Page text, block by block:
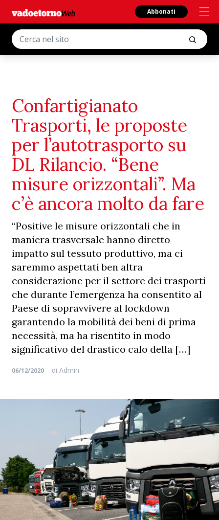
Abbonati
Confartigianato
Trasporti, le proposte
per l’autotrasporto su
DL Rilancio. “Bene
misure orizzontali”. Ma
c’è ancora molto da fare
“Positive le misure orizzontali che in
maniera trasversale hanno diretto
impatto sul tessuto produttivo, ma ci
saremmo aspettati ben altra
considerazione per il settore dei trasporti
che durante l’emergenza ha consentito al
Paese di sopravvivere al lockdown
garantendo la mobilità dei beni di prima
necessità, ma ha risentito in modo
significativo del drastico calo della […]
06/12/2020 di Admin